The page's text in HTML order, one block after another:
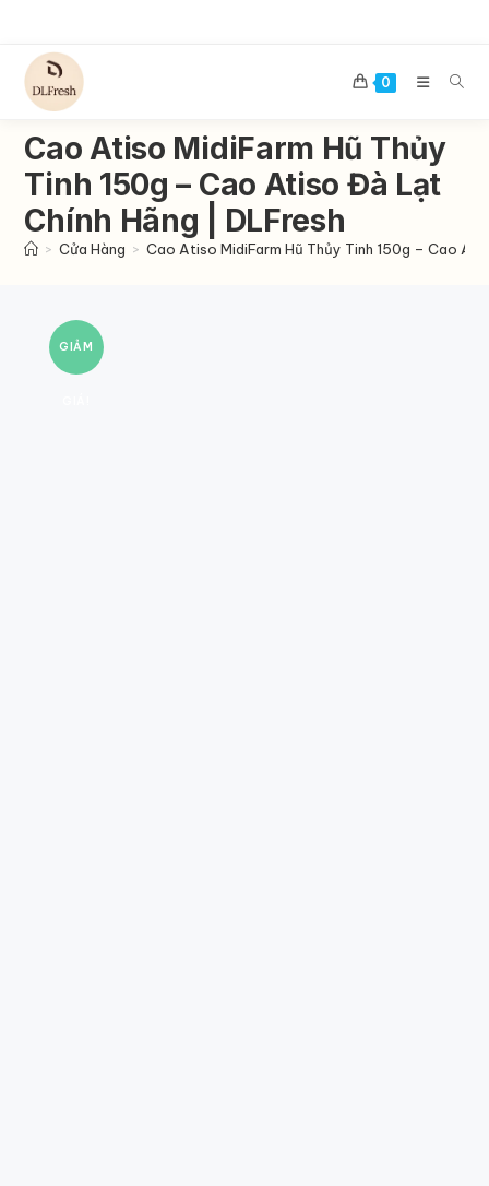
content
0
Cao Atiso MidiFarm Hũ Thủy
Tinh 150g – Cao Atiso Đà Lạt
Chính Hãng | DLFresh
> Cửa Hàng > Cao Atiso MidiFarm Hũ Thủy Tinh 150g – Cao
GIẢM